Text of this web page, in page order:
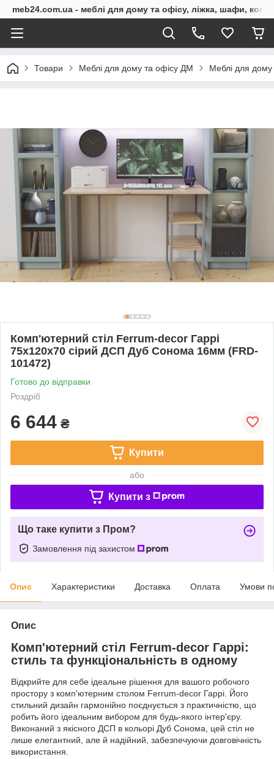
meb24.com.ua - меблі для дому та офісу, ліжка, шафи,
Товари Меблі для дому та офісу ДМ Меблі для
Комп'ютерний стіл Ferrum-decor Гаррі
75x120x70 сірий ДСП Дуб Сонома 16мм (FRD-
101472)
Готово до відправки
Роздріб
6 644 ₴
Купити
або
Купити з
Що таке купити з Пром?
Замовлення під захистом
Опис Характеристики Доставка Оплата Умови
Опис
Комп'ютерний стіл Ferrum-decor Гаррі:
стиль та функціональність в одному
Відкрийте для себе ідеальне рішення для вашого робочого
простору з комп'ютерним столом Ferrum-decor Гаррі. Його
стильний дизайн гармонійно поєднується з практичністю, що
робить його ідеальним вибором для будь-якого інтер'єру.
Виконаний з якісного ДСП в кольорі Дуб Сонома, цей стіл не
лише елегантний, але й надійний, забезпечуючи довговічність
використання.